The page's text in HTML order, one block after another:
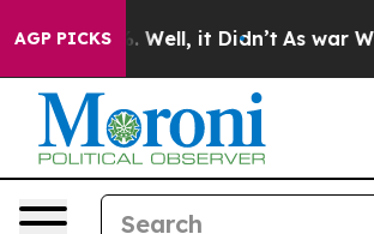
AGP PICKS
40%. Well, it Didn’t As war With